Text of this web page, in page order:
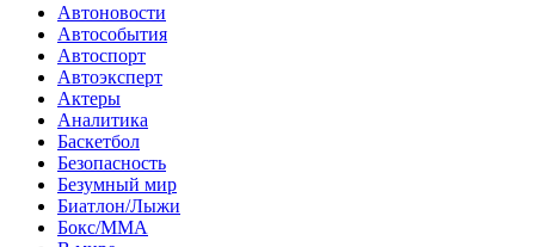
Автоновости
Автособытия
Автоспорт
Автоэксперт
Актеры
Аналитика
Баскетбол
Безопасность
Безумный мир
Биатлон/Лыжи
Бокс/MMA